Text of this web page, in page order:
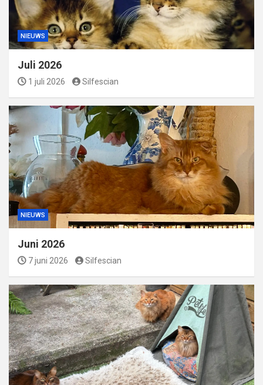
NIEUWS
Juli 2026
1 juli 2026 Silfescian
NIEUWS
Juni 2026
7 juni 2026 Silfescian